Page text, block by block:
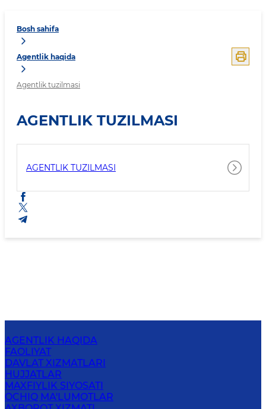
Bosh sahifa
Agentlik haqida
Agentlik tuzilmasi
AGENTLIK TUZILMASI
AGENTLIK TUZILMASI
AGENTLIK HAQIDA
FAOLIYAT
DAVLAT XIZMATLARI
HUJJATLAR
MAXFIYLIK SIYOSATI
OCHIQ MA'LUMOTLAR